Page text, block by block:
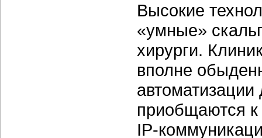
Высокие
«умные»
хирурги.
вполне
приобщаются
IP-